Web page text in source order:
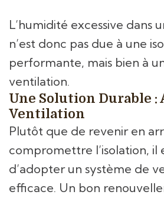
L’humidité excessive dans
n’est donc pas due à une
performante, mais bien à
ventilation.
Une Solution Durable :
Ventilation
Plutôt que de revenir en
compromettre l’isolation, il
d’adopter un système de
efficace. Un bon